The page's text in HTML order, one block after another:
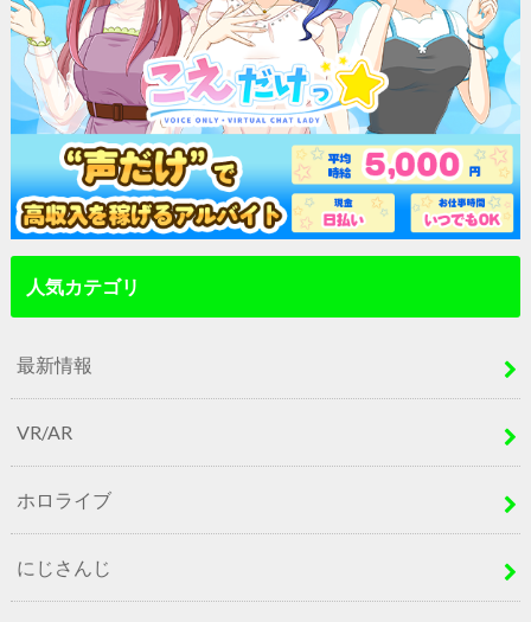
人気カテゴリ
最新情報
VR/AR
ホロライブ
にじさんじ